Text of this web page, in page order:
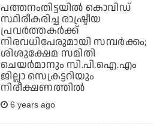
പത്തനംതിട്ടയില്‍ കൊവിഡ്
സ്ഥിരീകരിച്ച രാഷ്ട്രീയ
പ്രവര്‍ത്തകര്‍ക്ക്
നിരവധിപേരുമായി സമ്പര്‍ക്കം;
ശിശുക്ഷേമ സമിതി
ചെയര്‍മാനും സി.പി.ഐ.എം
ജില്ലാ സെക്രട്ടറിയും
നിരീക്ഷണത്തില്‍
6 years ago